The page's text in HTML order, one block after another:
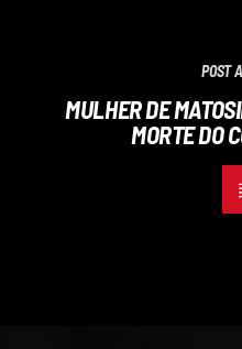
POST
MULHER DE
MORTE DO